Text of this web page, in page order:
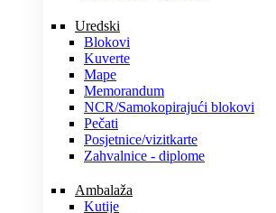
Uredski
Blokovi
Kuverte
Mape
Memorandum
NCR/Samokopirajući blokovi
Pečati
Posjetnice/vizitkarte
Zahvalnice - diplome
Ambalaža
Kutije